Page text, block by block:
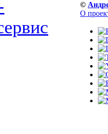
©
О